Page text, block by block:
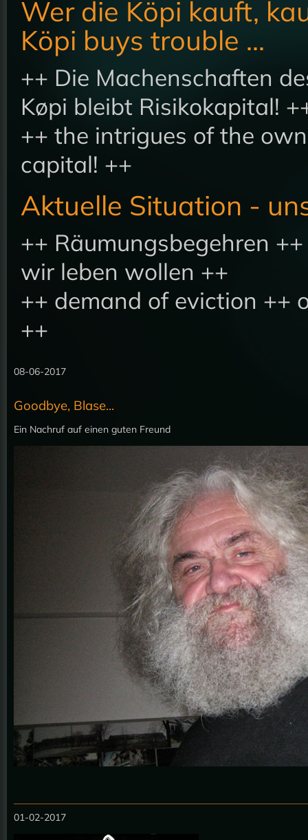
Wer die Köpi kauft,
Köpi buys trouble ...
++ Die Machenschaften
Køpi bleibt Risikokapital!
++ the intrigues of the
capital! ++
Aktuelle Situation -
++ Räumungsbegehren
wir leben wollen ++
++ demand of eviction ++
++
08-06-2017
Goodbye, Blase...
Ein Nachruf auf einen guten Freund
01-02-2017